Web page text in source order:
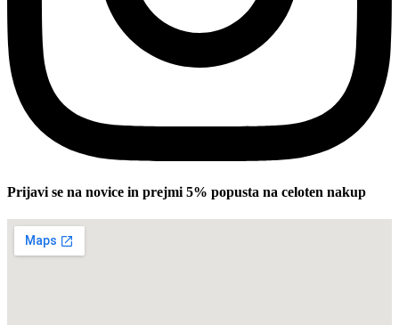
Prijavi se na novice in prejmi 5% popusta na celoten nakup